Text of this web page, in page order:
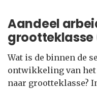
Aandeel
grootteklasse
Wat is de binnen de
ontwikkeling van
naar grootteklasse?